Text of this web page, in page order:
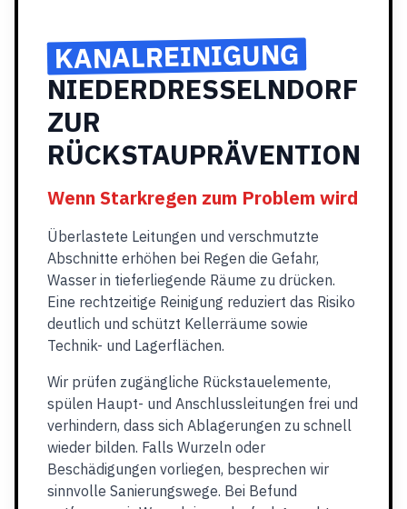
KANALREINIGUNG
NIEDERDRESSELNDORF
ZUR
RÜCKSTAUPRÄVENTION
Wenn Starkregen zum Problem wird
Überlastete Leitungen und verschmutzte
Abschnitte erhöhen bei Regen die Gefahr,
Wasser in tieferliegende Räume zu drücken.
Eine rechtzeitige Reinigung reduziert das Risiko
deutlich und schützt Kellerräume sowie
Technik- und Lagerflächen.
Wir prüfen zugängliche Rückstauelemente,
spülen Haupt- und Anschlussleitungen frei und
verhindern, dass sich Ablagerungen zu schnell
wieder bilden. Falls Wurzeln oder
Beschädigungen vorliegen, besprechen wir
sinnvolle Sanierungswege. Bei Befund